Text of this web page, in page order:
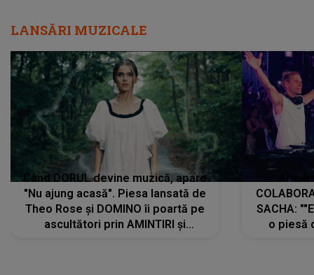
LANSĂRI MUZICALE
Când DORUL devine muzică, apare
"Nu ajung acasă". Piesa lansată de
Theo Rose și DOMINO îi poartă pe
ascultători prin AMINTIRI și
SACHA:
o piesă